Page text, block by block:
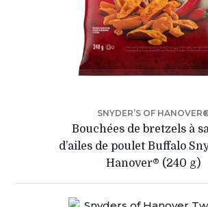
SNYDER’S OF
Bouchées de bretzels à
d’ailes de poulet Buffalo
Hanover® (240 g)